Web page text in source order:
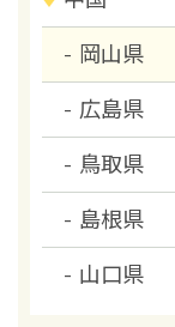
岡山県
広島県
鳥取県
島根県
山口県